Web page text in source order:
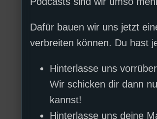
Dafür bauen wir uns jetzt
verbreiten können. Du hast
Hinterlasse uns
Wir schicken dir dann
kannst!
Hinterlasse uns deine